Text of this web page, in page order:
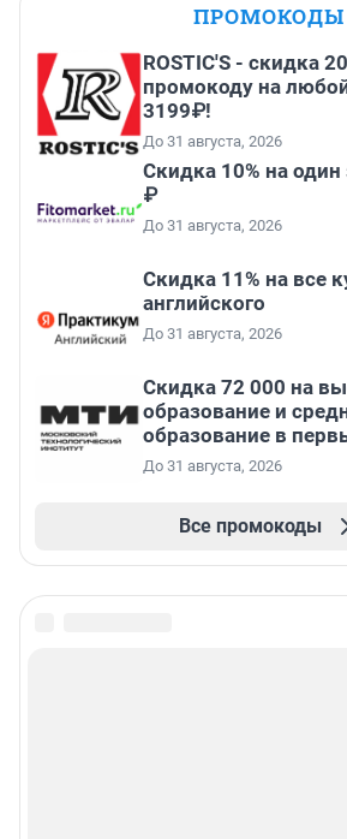
ПРОМОКОДЫ
ROSTIC'S - скидка
промокоду на
3199₽!
До 31 августа, 2026
Скидка 10% на один
₽
До 31 августа, 2026
Скидка 11% на все
английского
До 31 августа, 2026
Скидка 72 000 на
образование и
образование в
До 31 августа, 2026
Все промокоды